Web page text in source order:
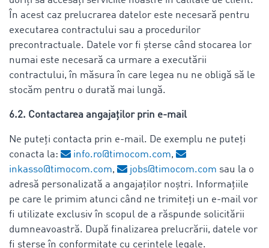
În acest caz prelucrarea datelor este necesară pentru
executarea contractului sau a procedurilor
precontractuale. Datele vor fi șterse când stocarea lor
numai este necesară ca urmare a executării
contractului, în măsura în care legea nu ne obligă să le
stocăm pentru o durată mai lungă.
6.2. Contactarea angajaților prin e-mail
Ne puteți contacta prin e-mail. De exemplu ne puteți
conacta la:
info.ro@timocom.com,
inkasso@timocom.com, jobs@timocom.com sau la o
adresă personalizată a angajaților noștri. Informațiile
pe care le primim atunci când ne trimiteți un e-mail vor
fi utilizate exclusiv în scopul de a răspunde solicitării
dumneavoastră. După finalizarea prelucrării, datele vor
fi șterse în conformitate cu cerințele legale.